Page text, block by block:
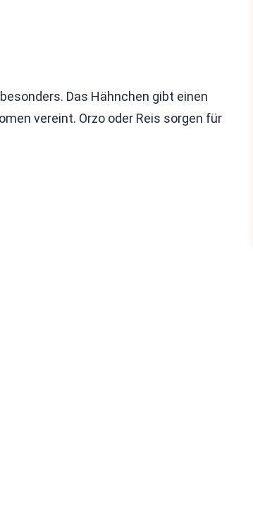
Das Hähnchen gibt einen
vereint. Orzo oder Reis sorgen für